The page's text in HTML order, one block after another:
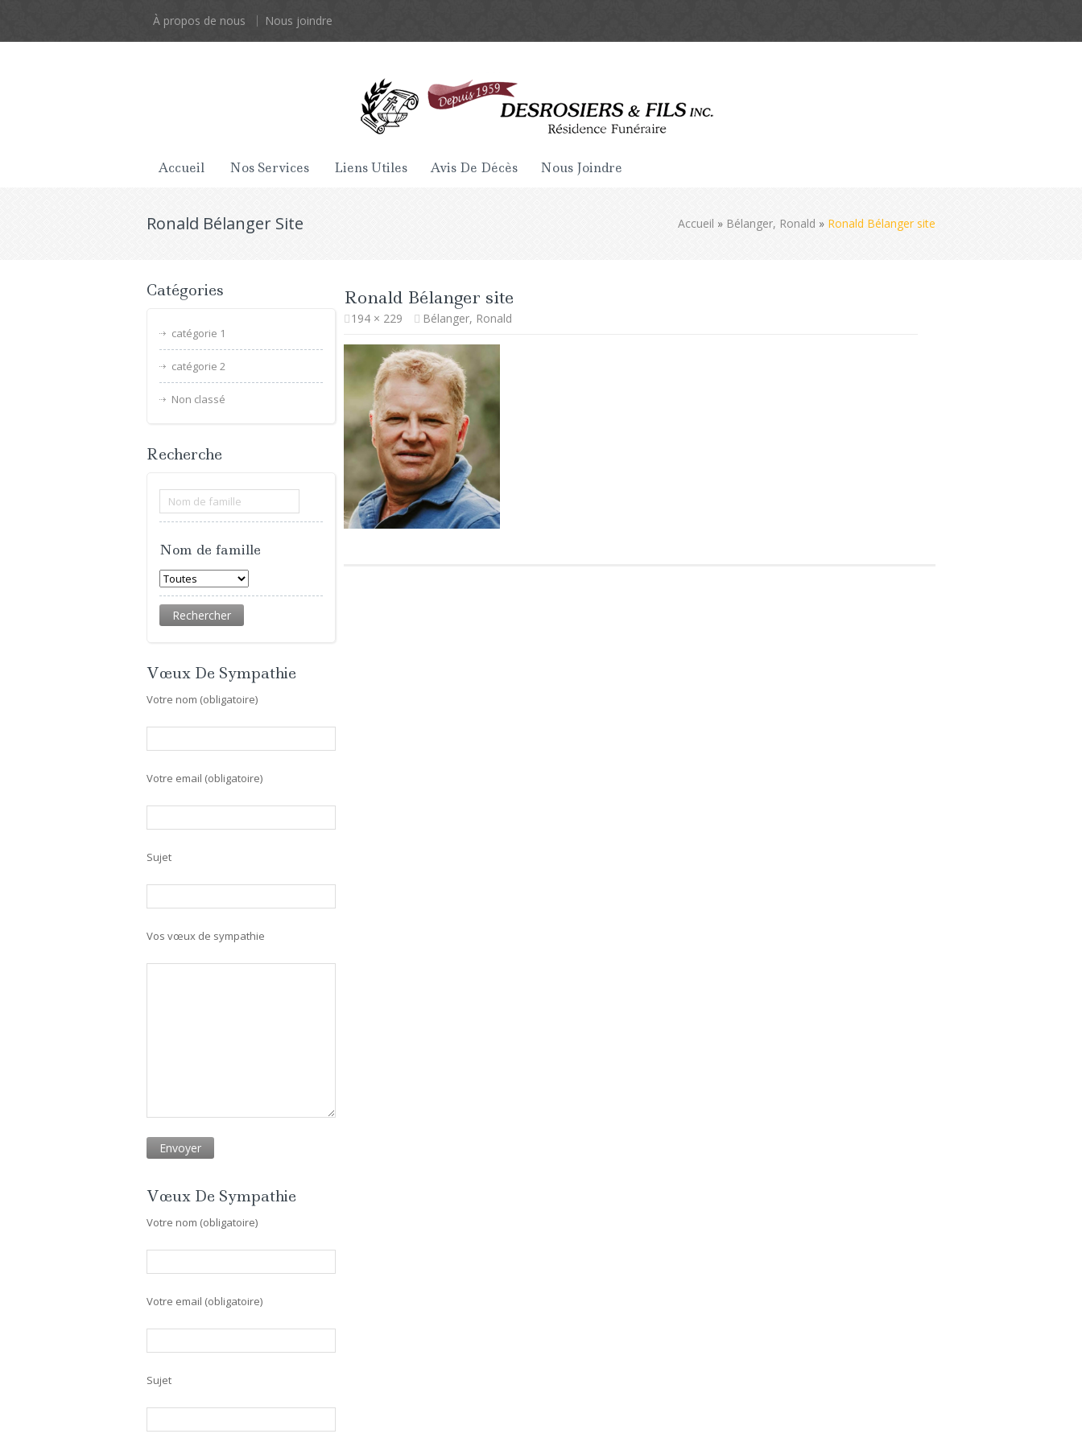
À propos de nous Nous joindre
Accueil Nos Services Liens Utiles Avis De Décès Nous Joindre
Ronald Bélanger Site Accueil » Bélanger, Ronald » Ronald Bélanger site
Ronald Bélanger site
194 × 229 Bélanger, Ronald
Catégories
catégorie 1
catégorie 2
Non classé
Recherche
Nom de famille
Vœux De Sympathie
Votre nom (obligatoire)
Votre email (obligatoire)
Sujet
Vos vœux de sympathie
Vœux De Sympathie
Votre nom (obligatoire)
Votre email (obligatoire)
Sujet